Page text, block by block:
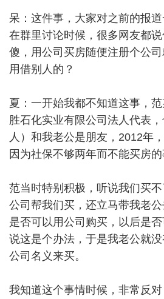
呆：这件事，大家对之前的报
在群里讨论时候，很多网友都
傻，用公司买房随便注册个公
用借别人的？
夏：一开始我都不知道这事，
胜石化实业有限公司法人代表
人）和我老公是朋友，2012年
因为社保不够两年而不能买房的
范当时特别积极，听说我们买
公司帮我们买，还立马带我老
是否可以用公司购买，以后是
说这是个办法，于是我老公就
公司名义来买。
我知道这个事情时候，非常反